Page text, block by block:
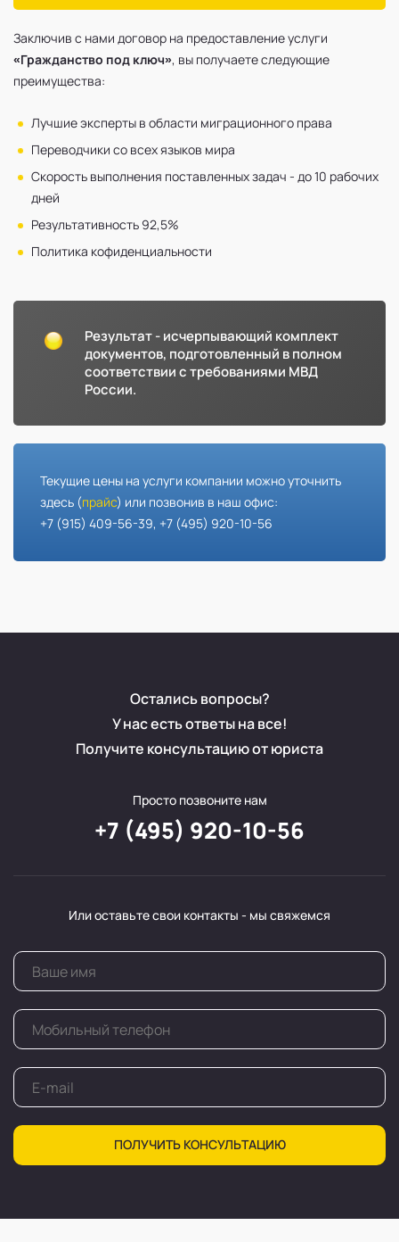
Заключив с нами договор на предоставление услуги
«Гражданство под ключ», вы получаете следующие
преимущества:
Лучшие эксперты в области миграционного права
Переводчики со всех языков мира
Скорость выполнения поставленных задач - до 10 рабочих
дней
Результативность 92,5%
Политика кофиденциальности
Результат - исчерпывающий комплект
документов, подготовленный в полном
соответствии с требованиями МВД
России.
Текущие цены на услуги компании можно уточнить
здесь (прайс) или позвонив в наш офис:
+7 (915) 409-56-39, +7 (495) 920-10-56
Остались вопросы?
У нас есть ответы на все!
Получите консультацию от юриста
Просто позвоните нам
+7 (495) 920-10-56
Или оставьте свои контакты - мы свяжемся
ПОЛУЧИТЬ КОНСУЛЬТАЦИЮ